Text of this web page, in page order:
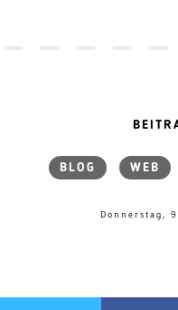
BLOG WEB
Donnerstag,